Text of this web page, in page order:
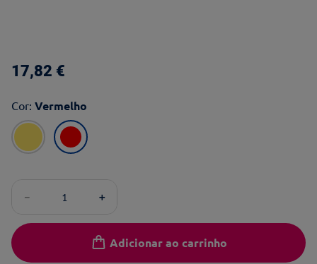
17,82 €
Cor: Vermelho
＋
－
Adicionar ao carrinho